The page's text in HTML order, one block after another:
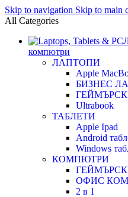
Skip to navigation Skip to main
All Categories
компютри
ЛАПТОПИ
Apple
БИЗНЕС
Ultrabook
ТАБЛЕТИ
Apple Ipad
Android
Windows
КОМПЮТРИ
ОФИС
2 в 1